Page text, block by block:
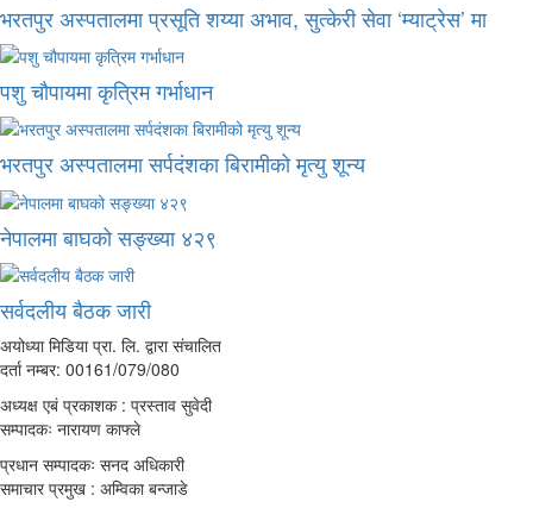
भरतपुर अस्पतालमा प्रसूति शय्या अभाव, सुत्केरी सेवा ‘म्याट्रेस’ मा
पशु चौपायमा कृत्रिम गर्भाधान
भरतपुर अस्पतालमा सर्पदंशका बिरामीको मृत्यु शून्य
नेपालमा बाघको सङ्ख्या ४२९
सर्वदलीय बैठक जारी
अयोध्या मिडिया प्रा. लि. द्वारा संचालित
दर्ता नम्बर: 00161/079/080
अध्यक्ष एबं प्रकाशक : प्रस्ताव सुवेदी
सम्पादकः नारायण काफ्ले
प्रधान सम्पादकः सनद अधिकारी
समाचार प्रमुख : अम्विका बन्जाडे